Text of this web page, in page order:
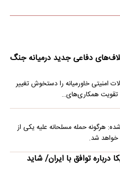
دفاعی جدید درمیانه جنگ
امنیتی خاورمیانه را دستخوش تغییر
تقویت همکاری‌های…
هرگونه حمله مسلحانه علیه یکی از
خواهد شد.
درباره توافق با ایران/ شاید